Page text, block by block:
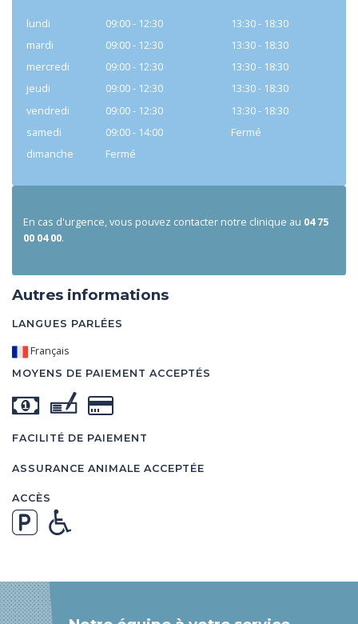
lundi 09:00 - 12:30
13:30 - 18:30
mardi
09:00 - 12:30
13:30 - 18:30
mercredi
09:00 - 12:30
13:30 - 18:30
jeudi
09:00 - 12:30
13:30 - 18:30
vendredi
09:00 - 12:30
13:30 - 18:30
samedi
09:00 - 14:00
Fermé
dimanche
Fermé
En cas d'urgence, vous pouvez contacter notre clinique au 04 75
00 04 00.
Autres informations
LANGUES PARLÉES
Français
MOYENS DE PAIEMENT ACCEPTÉS
FACILITÉ DE PAIEMENT
ASSURANCE ANIMALE ACCEPTÉE
ACCÈS